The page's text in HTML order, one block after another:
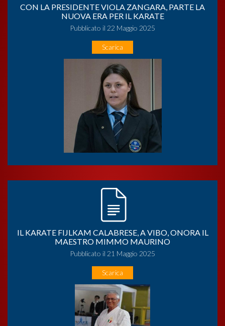
CON LA PRESIDENTE VIOLA ZANGARA, PARTE LA
NUOVA ERA PER IL KARATE
Pubblicato il 22 Maggio 2025
Scarica
IL KARATE FIJLKAM CALABRESE, A VIBO, ONORA IL
MAESTRO MIMMO MAURINO
Pubblicato il 21 Maggio 2025
Scarica